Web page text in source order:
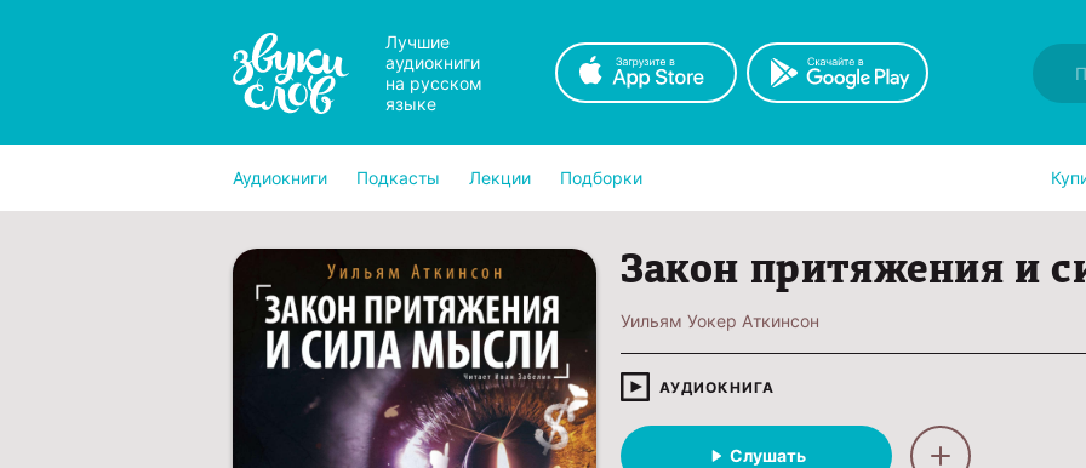
Лучшие
аудиокниги
на русском
языке
Аудиокниги Подкасты Лекции Подборки
Закон притяжения и
Уильям Уокер Аткинсон
АУДИОКНИГА
Слушать